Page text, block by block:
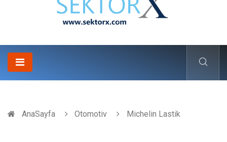
AnaSayfa Otomotiv Michelin Lastik